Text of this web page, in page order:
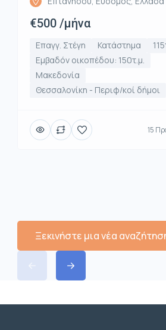
€500 /μήνα
Επαγγ. Στέγη Κατάστημα
Εμβαδόν οικοπέδου: 150τ.μ.
Μακεδονία
Θεσσαλονίκη - Περιφ/κοί δήμοι
15
Ξεκινήστε μια νέα